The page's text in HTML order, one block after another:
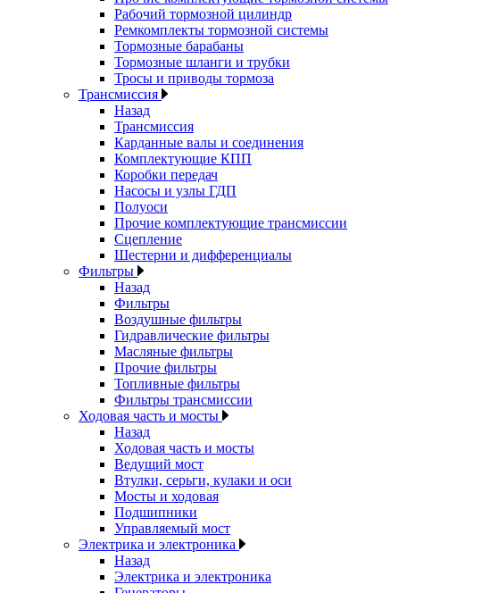
Рабочий тормозной цилиндр
Ремкомплекты тормозной системы
Тормозные барабаны
Тормозные шланги и трубки
Тросы и приводы тормоза
Трансмиссия
Назад
Трансмиссия
Карданные валы и соединения
Комплектующие КПП
Коробки передач
Насосы и узлы ГДП
Полуоси
Прочие комплектующие трансмиссии
Сцепление
Шестерни и дифференциалы
Фильтры
Назад
Фильтры
Воздушные фильтры
Гидравлические фильтры
Масляные фильтры
Прочие фильтры
Топливные фильтры
Фильтры трансмиссии
Ходовая часть и мосты
Назад
Ходовая часть и мосты
Ведущий мост
Втулки, серьги, кулаки и оси
Мосты и ходовая
Подшипники
Управляемый мост
Электрика и электроника
Назад
Электрика и электроника